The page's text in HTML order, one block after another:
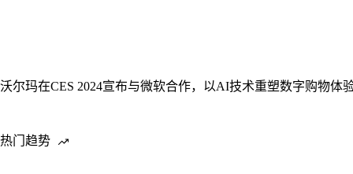
沃尔玛在CES 2024宣布与微软合作，以AI技术重塑数字购物体
热门趋势